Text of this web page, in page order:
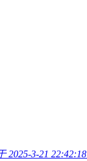
2025-3-21 22:42:18